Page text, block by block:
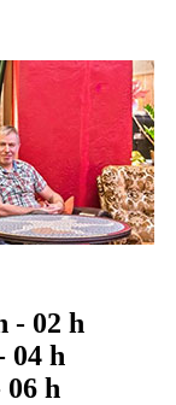
- 02 h
04 h
h